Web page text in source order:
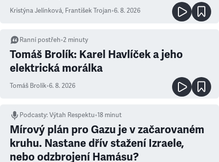
Kristýna Jelínková, František Trojan•6. 8. 2026
Ranní postřeh•2 minuty
Tomáš Brolík: Karel Havlíček a jeho
elektrická morálka
Tomáš Brolík•6. 8. 2026
Podcasty:Výtah Respektu•18 minut
Mírový plán pro Gazu je v začarovaném
kruhu. Nastane dřív stažení Izraele,
nebo odzbrojení Hamásu?